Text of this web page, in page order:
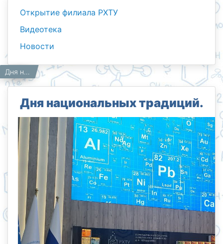
Открытие филиала РХТУ
Видеотека
Новости
Главная
Работникам
Новости Дня национальных традиций.
Дня национальных традиций.